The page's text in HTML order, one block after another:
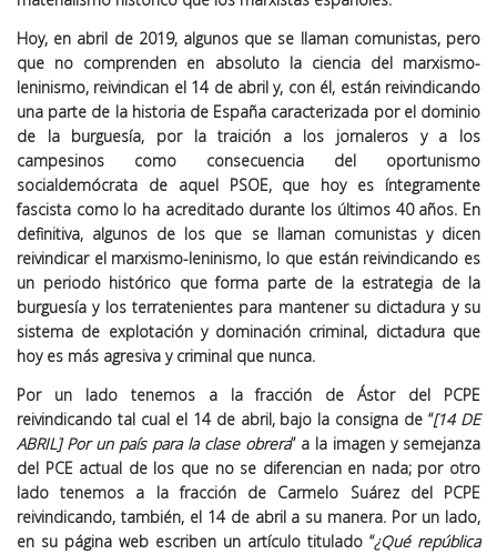
Hoy, en abril de 2019, algunos que se llaman comunistas, pero
que no comprenden en absoluto la ciencia del marxismo-
leninismo, reivindican el 14 de abril y, con él, están reivindicando
una parte de la historia de España caracterizada por el dominio
de la burguesía, por la traición a los jornaleros y a los
campesinos como consecuencia del oportunismo
socialdemócrata de aquel PSOE, que hoy es íntegramente
fascista como lo ha acreditado durante los últimos 40 años. En
definitiva, algunos de los que se llaman comunistas y dicen
reivindicar el marxismo-leninismo, lo que están reivindicando es
un periodo histórico que forma parte de la estrategia de la
burguesía y los terratenientes para mantener su dictadura y su
sistema de explotación y dominación criminal, dictadura que
hoy es más agresiva y criminal que nunca.
Por un lado tenemos a la fracción de Ástor del PCPE
reivindicando tal cual el 14 de abril, bajo la consigna de “[14 DE
ABRIL] Por un país para la clase obrera” a la imagen y semejanza
del PCE actual de los que no se diferencian en nada; por otro
lado tenemos a la fracción de Carmelo Suárez del PCPE
reivindicando, también, el 14 de abril a su manera. Por un lado,
en su página web escriben un artículo titulado “¿Qué república